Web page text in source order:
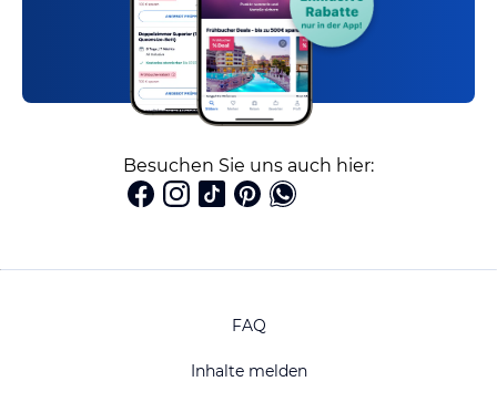
Besuchen Sie uns auch hier:
FAQ
Inhalte melden